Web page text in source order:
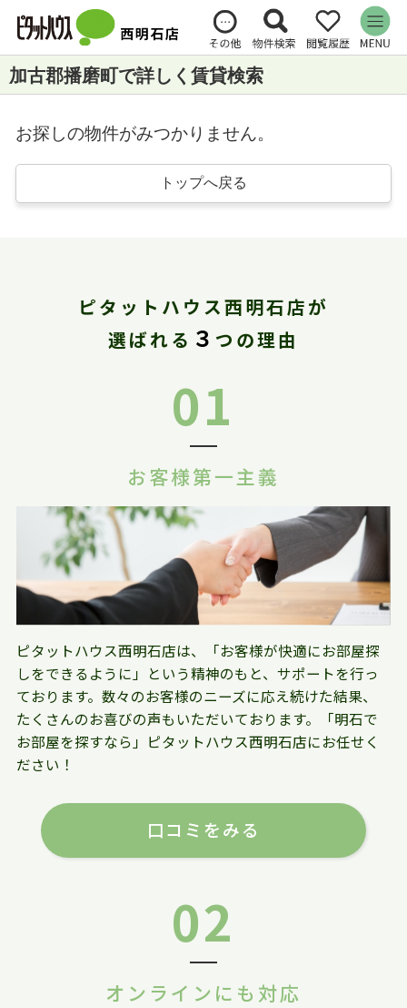
加古郡播磨町で詳しく賃貸検索
お探しの物件がみつかりません。
トップへ戻る
ピタットハウス西明石店が
選ばれる ３ つの理由
01
お客様第一主義
ピタットハウス西明石店は、「お客様が快適にお部屋探
しをできるように」という精神のもと、サポートを行っ
ております。数々のお客様のニーズに応え続けた結果、
たくさんのお喜びの声もいただいております。「明石で
お部屋を探すなら」ピタットハウス西明石店にお任せく
ださい！
口コミをみる
02
オンラインにも対応